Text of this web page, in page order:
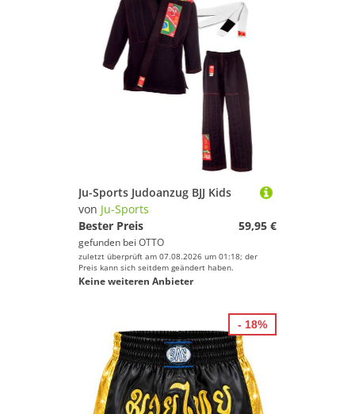
Ju-Sports Judoanzug BJJ Kids
von Ju-Sports
Bester Preis
59,95 €
gefunden bei OTTO
zuletzt überprüft am 07.08.2026 um 01:18; der
Preis kann sich seitdem geändert haben.
Keine weiteren Anbieter
- 18%